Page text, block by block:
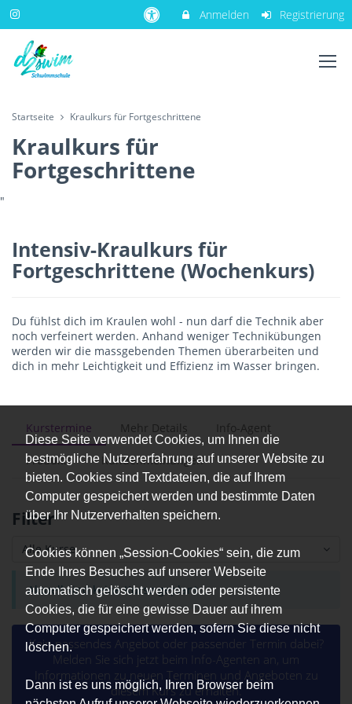
Diese Seite verwendet Cookies, um Ihnen die
bestmögliche Nutzererfahrung auf unserer Website zu
bieten. Cookies sind Textdateien, die auf Ihrem
Computer gespeichert werden und bestimmte Daten
über Ihr Nutzerverhalten speichern.
Cookies können „Session-Cookies“ sein, die zum
Ende Ihres Besuches auf unserer Webseite
automatisch gelöscht werden oder persistente
Cookies, die für eine gewisse Dauer auf ihrem
Computer gespeichert werden, sofern Sie diese nicht
löschen.
Dann ist es uns möglich, Ihren Browser beim
Anmelden Registrierung
Startseite Kraulkurs für Fortgeschrittene
Kraulkurs für
Fortgeschrittene
"
Intensiv-Kraulkurs für
Fortgeschrittene (Wochenkurs)
Du fühlst dich im Kraulen wohl - nun darf die Technik aber
noch verfeinert werden. Anhand weniger Technikübungen
werden wir die massgebenden Themen überarbeiten und
dich in mehr Leichtigkeit und Effizienz im Wasser bringen.
Kurstermine Mehr Details Info-Agent
Produkte Kundenmeinungen
Filter
Alle Kurse
Aktuell sind keine Kurse geplant.
Kein passendes Angebot oder passender Termin dabei?
Melden Sie sich jetzt beim Info-Agenten an, um
Informationen zu neuen Terminen und Angeboten zu
diesem Kurs zu erhalten.